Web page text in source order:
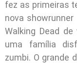
fez as primeiras
nova
Walking Dead
uma família
zumbi. O grande